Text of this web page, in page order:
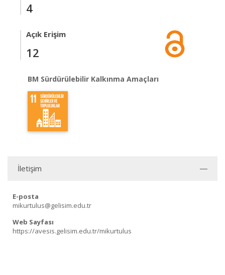
4
Açık Erişim
12
BM Sürdürülebilir Kalkınma Amaçları
İletişim
E-posta
mikurtulus@gelisim.edu.tr
Web Sayfası
https://avesis.gelisim.edu.tr/mikurtulus